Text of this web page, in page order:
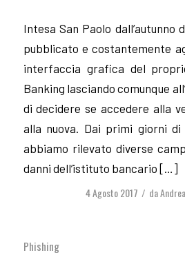
Intesa San Paolo dall’autunno
pubblicato e costantemente
interfaccia grafica del
Banking lasciando comunque
di decidere se accedere alla
alla nuova. Dai primi giorni
abbiamo rilevato diverse
danni dell’istituto bancario […]
4 Agosto 2017 / da
Phishing